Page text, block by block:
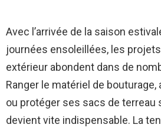
Avec l’arrivée de la saison
journées ensoleillées, les
extérieur abondent dans de
Ranger le matériel de
ou protéger ses sacs de terreau
devient vite indispensable. La